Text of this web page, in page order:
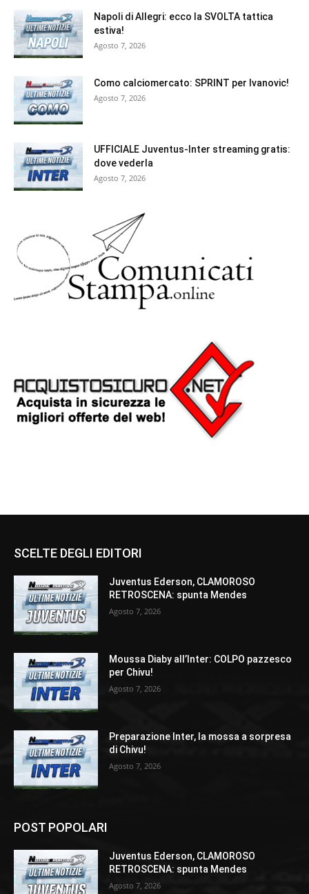
Napoli di Allegri: ecco la SVOLTA tattica
estiva!
Agosto 7, 2026
Como calciomercato: SPRINT per Ivanovic!
Agosto 7, 2026
UFFICIALE Juventus-Inter streaming gratis:
dove vederla
Agosto 7, 2026
SCELTE DEGLI EDITORI
Juventus Ederson, CLAMOROSO
RETROSCENA: spunta Mendes
Agosto 7, 2026
Moussa Diaby all’Inter: COLPO pazzesco
per Chivu!
Agosto 7, 2026
Preparazione Inter, la mossa a sorpresa
di Chivu!
Agosto 7, 2026
POST POPOLARI
Juventus Ederson, CLAMOROSO
RETROSCENA: spunta Mendes
Agosto 7, 2026